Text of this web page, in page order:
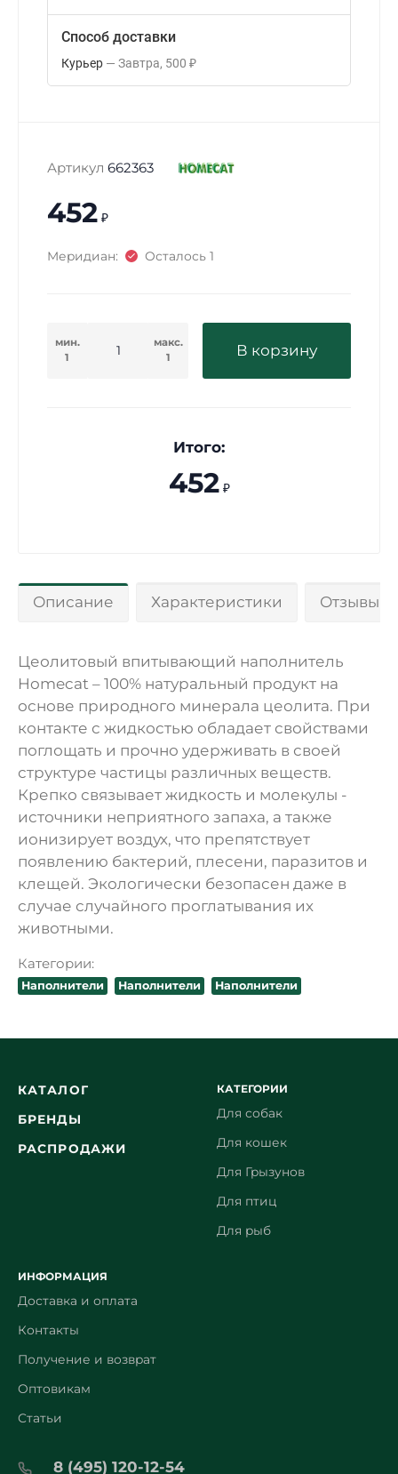
Способ доставки
Курьер Завтра 500 ₽
Артикул 662363
452 ₽
Меридиан: Осталось 1
мин.
1
макс.
1
В корзину
Итого:
452 ₽
Описание Характеристики Отзывы 0
Цеолитовый впитывающий наполнитель
Homecat – 100% натуральный продукт на
основе природного минерала цеолита. При
контакте с жидкостью обладает свойствами
поглощать и прочно удерживать в своей
структуре частицы различных веществ.
Крепко связывает жидкость и молекулы -
источники неприятного запаха, а также
ионизирует воздух, что препятствует
появлению бактерий, плесени, паразитов и
клещей. Экологически безопасен даже в
случае случайного проглатывания их
животными.
Категории:
Наполнители Наполнители Наполнители
КАТАЛОГ
БРЕНДЫ
РАСПРОДАЖИ
КАТЕГОРИИ
Для собак
Для кошек
Для Грызунов
Для птиц
Для рыб
ИНФОРМАЦИЯ
Доставка и оплата
Контакты
Получение и возврат
Оптовикам
Статьи
8 (495) 120-12-54